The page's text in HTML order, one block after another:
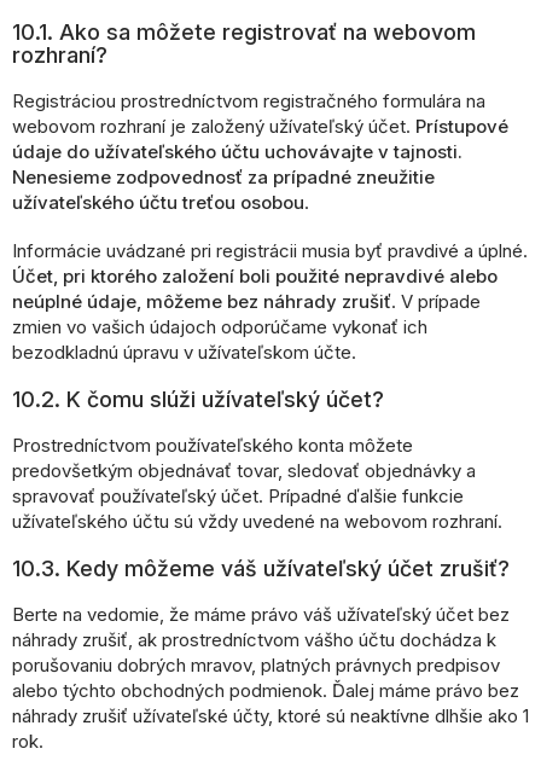
10.1. Ako sa môžete registrovať na webovom
rozhraní?
Registráciou prostredníctvom registračného formulára na
webovom rozhraní je založený užívateľský účet. Prístupové
údaje do užívateľského účtu uchovávajte v tajnosti.
Nenesieme zodpovednosť za prípadné zneužitie
užívateľského účtu treťou osobou.
Informácie uvádzané pri registrácii musia byť pravdivé a úplné.
Účet, pri ktorého založení boli použité nepravdivé alebo
neúplné údaje, môžeme bez náhrady zrušiť. V prípade
zmien vo vašich údajoch odporúčame vykonať ich
bezodkladnú úpravu v užívateľskom účte.
10.2. K čomu slúži užívateľský účet?
Prostredníctvom používateľského konta môžete
predovšetkým objednávať tovar, sledovať objednávky a
spravovať používateľský účet. Prípadné ďalšie funkcie
užívateľského účtu sú vždy uvedené na webovom rozhraní.
10.3. Kedy môžeme váš užívateľský účet zrušiť?
Berte na vedomie, že máme právo váš užívateľský účet bez
náhrady zrušiť, ak prostredníctvom vášho účtu dochádza k
porušovaniu dobrých mravov, platných právnych predpisov
alebo týchto obchodných podmienok. Ďalej máme právo bez
náhrady zrušiť užívateľské účty, ktoré sú neaktívne dlhšie ako 1
rok.